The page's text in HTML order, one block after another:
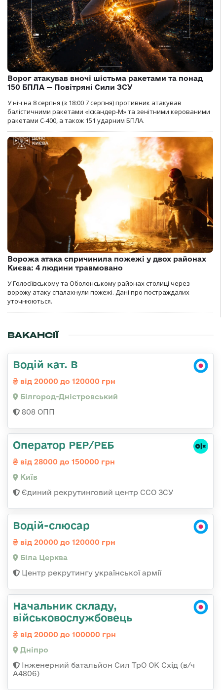
Ворог атакував вночі шістьма ракетами та понад
150 БПЛА — Повітряні Сили ЗСУ
У ніч на 8 серпня (з 18:00 7 серпня) противник атакував
балістичними ракетами «Іскандер-М» та зенітними керованими
ракетами С-400, а також 151 ударним БПЛА.
Ворожа атака спричинила пожежі у двох районах
Києва: 4 людини травмовано
У Голосіївському та Оболонському районах столиці через
ворожу атаку спалахнули пожежі. Дані про постраждалих
уточнюються.
ВАКАНСІЇ
Водій кат. В
від 20000 до 120000 грн
Білгород-Дністровський
808 ОПП
Оператор РЕР/РЕБ
від 28000 до 150000 грн
Київ
Єдиний рекрутинговий центр ССО ЗСУ
Водій-слюсар
від 20000 до 120000 грн
Біла Церква
Центр рекрутингу української армії
Начальник складу,
військовослужбовець
від 20000 до 100000 грн
Дніпро
Інженерний батальйон Сил ТрО ОК Схід (в/ч
А4806)